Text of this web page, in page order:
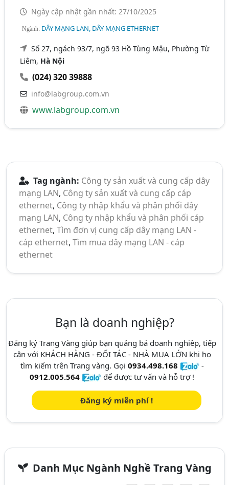
Ngày cập nhật gần nhất: 27/10/2025
Ngành: DÂY MẠNG LAN, DÂY MẠNG ETHERNET
Số 27, ngách 93/7, ngõ 93 Hồ Tùng Mậu, Phường Từ
Liêm, Hà Nội
(024) 320 39888
info@labgroup.com.vn
www.labgroup.com.vn
Tag ngành: Công ty sản xuất và cung cấp dây
mạng LAN, Công ty sản xuất và cung cấp cáp
ethernet, Công ty nhập khẩu và phân phối dây
mạng LAN, Công ty nhập khẩu và phân phối cáp
ethernet, Tìm đơn vị cung cấp dây mạng LAN -
cáp ethernet, Tìm mua dây mạng LAN - cáp
ethernet
Bạn là doanh nghiệp?
Đăng ký Trang Vàng giúp bạn quảng bá doanh nghiêp, tiếp
cận với KHÁCH HÀNG - ĐỐI TÁC - NHÀ MUA LỚN khi họ
tìm kiếm trên Trang vàng. Gọi 0934.498.168
-
0912.005.564
để được tư vấn và hỗ trợ !
Đăng ký miễn phí !
Danh Mục Ngành Nghề Trang Vàng